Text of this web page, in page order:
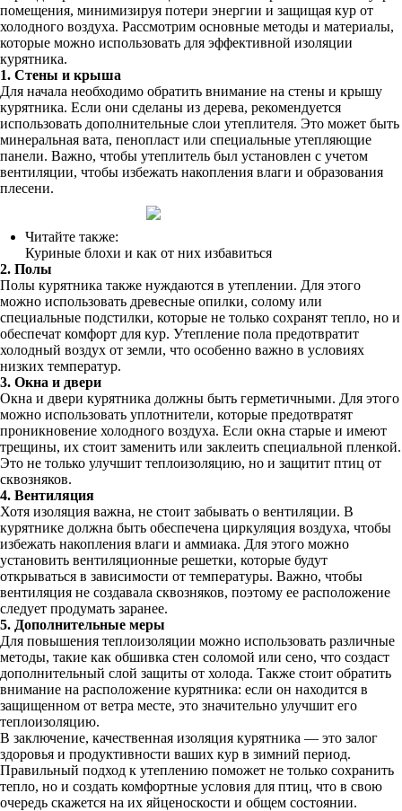
помещения, минимизируя потери энергии и защищая кур от
холодного воздуха. Рассмотрим основные методы и материалы,
которые можно использовать для эффективной изоляции
курятника.
1. Стены и крыша
Для начала необходимо обратить внимание на стены и крышу
курятника. Если они сделаны из дерева, рекомендуется
использовать дополнительные слои утеплителя. Это может быть
минеральная вата, пенопласт или специальные утепляющие
панели. Важно, чтобы утеплитель был установлен с учетом
вентиляции, чтобы избежать накопления влаги и образования
плесени.
Читайте также:
Куриные блохи и как от них избавиться
2. Полы
Полы курятника также нуждаются в утеплении. Для этого
можно использовать древесные опилки, солому или
специальные подстилки, которые не только сохранят тепло, но и
обеспечат комфорт для кур. Утепление пола предотвратит
холодный воздух от земли, что особенно важно в условиях
низких температур.
3. Окна и двери
Окна и двери курятника должны быть герметичными. Для этого
можно использовать уплотнители, которые предотвратят
проникновение холодного воздуха. Если окна старые и имеют
трещины, их стоит заменить или заклеить специальной пленкой.
Это не только улучшит теплоизоляцию, но и защитит птиц от
сквозняков.
4. Вентиляция
Хотя изоляция важна, не стоит забывать о вентиляции. В
курятнике должна быть обеспечена циркуляция воздуха, чтобы
избежать накопления влаги и аммиака. Для этого можно
установить вентиляционные решетки, которые будут
открываться в зависимости от температуры. Важно, чтобы
вентиляция не создавала сквозняков, поэтому ее расположение
следует продумать заранее.
5. Дополнительные меры
Для повышения теплоизоляции можно использовать различные
методы, такие как обшивка стен соломой или сено, что создаст
дополнительный слой защиты от холода. Также стоит обратить
внимание на расположение курятника: если он находится в
защищенном от ветра месте, это значительно улучшит его
теплоизоляцию.
В заключение, качественная изоляция курятника — это залог
здоровья и продуктивности ваших кур в зимний период.
Правильный подход к утеплению поможет не только сохранить
тепло, но и создать комфортные условия для птиц, что в свою
очередь скажется на их яйценоскости и общем состоянии.